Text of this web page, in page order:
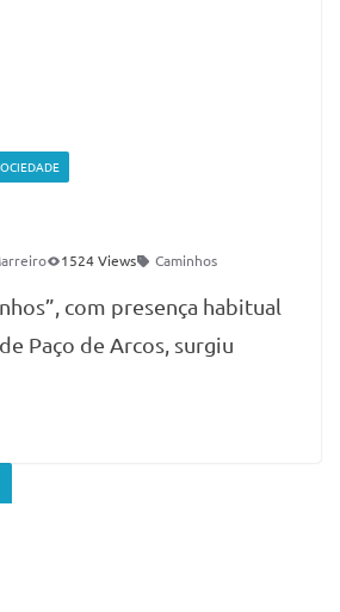
1524 Views Caminhos
com presença habitual
Paço de Arcos, surgiu